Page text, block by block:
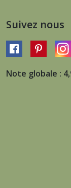
Suivez nous
Note globale :